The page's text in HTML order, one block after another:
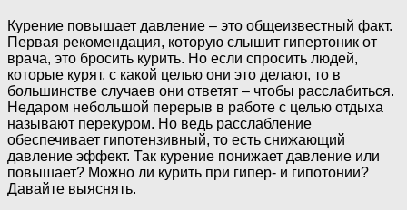
Курение повышает давление – это общеизвестный факт.
Первая рекомендация, которую слышит гипертоник от
врача, это бросить курить. Но если спросить людей,
которые курят, с какой целью они это делают, то в
большинстве случаев они ответят – чтобы расслабиться.
Недаром небольшой перерыв в работе с целью отдыха
называют перекуром. Но ведь расслабление
обеспечивает гипотензивный, то есть снижающий
давление эффект. Так курение понижает давление или
повышает? Можно ли курить при гипер- и гипотонии?
Давайте выяснять.